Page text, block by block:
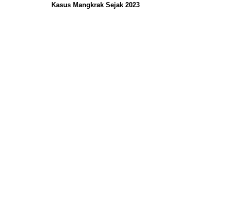
Kasus Mangkrak Sejak 2023